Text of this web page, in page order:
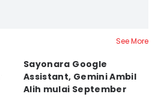
See More
Sayonara Google
Assistant, Gemini Ambil
Alih mulai September